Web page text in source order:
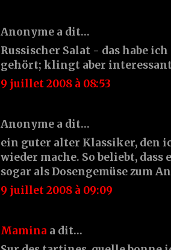
Anonyme a dit…
Russischer Salat - das habe
gehört; klingt aber
9 juillet 2008 à 08:53
Anonyme a dit…
ein guter alter Klassiker, den
wieder mache. So beliebt, dass
sogar als Dosengemüse zum
9 juillet 2008 à 09:09
Mamina a dit…